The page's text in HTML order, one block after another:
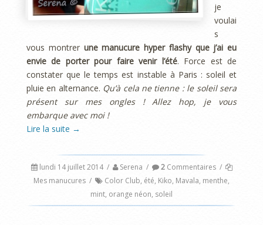
je
voulai
s
vous montrer une manucure hyper flashy que j’ai eu
envie de porter pour faire venir l’été. Force est de
constater que le temps est instable à Paris : soleil et
pluie en alternance. Qu’à cela ne tienne : le soleil sera
présent sur mes ongles ! Allez hop, je vous
embarque avec moi !
Lire la suite →
lundi 14 juillet 2014 / Serena / 2Commentaires /
Mes manucures / Color Club, été, Kiko, Mavala, menthe,
mint, orange néon, soleil